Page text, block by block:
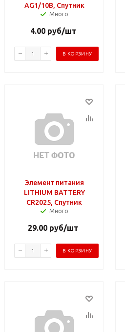
AG1/10B, Спутник
Много
4.00руб/шт
В КОРЗИНУ
Элемент питания
LITHIUM BATTERY
CR2025, Спутник
Много
29.00 руб/шт
В КОРЗИНУ